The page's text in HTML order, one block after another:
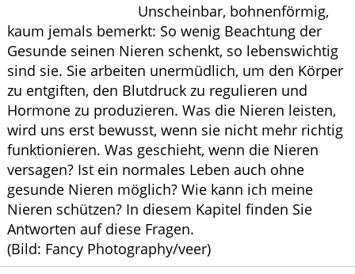
HOMÖOPATHIE
Unscheinbar, bohnenförmig,
kaum jemals bemerkt: So wenig Beachtung der
Gesunde seinen Nieren schenkt, so lebenswichtig
sind sie. Sie arbeiten unermüdlich, um den Körper
zu entgiften, den Blutdruck zu regulieren und
Hormone zu produzieren. Was die Nieren leisten,
wird uns erst bewusst, wenn sie nicht mehr richtig
funktionieren. Was geschieht, wenn die Nieren
versagen? Ist ein normales Leben auch ohne
gesunde Nieren möglich? Wie kann ich meine
Nieren schützen? In diesem Kapitel finden Sie
Antworten auf diese Fragen.
(Bild: Fancy Photography/veer)